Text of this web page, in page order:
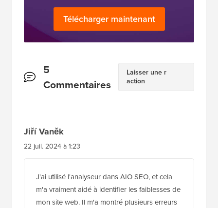
Télécharger maintenant
Interactions
des
5
Commentaires
Laisser une r
action
Jiří Vaněk
22 juil. 2024 à 1:23
J'ai utilisé l'analyseur dans AIO SEO, et cela
m'a vraiment aidé à identifier les faiblesses de
mon site web. Il m'a montré plusieurs erreurs